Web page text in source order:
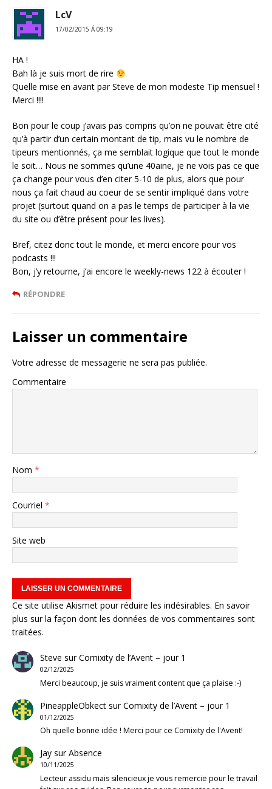
LcV
17/02/2015 Á 09:19
HA !
Bah là je suis mort de rire
Quelle mise en avant par Steve de mon modeste Tip mensuel !
Merci !!!!
Bon pour le coup j’avais pas compris qu’on ne pouvait être cité
qu’à partir d’un certain montant de tip, mais vu le nombre de
tipeurs mentionnés, ça me semblait logique que tout le monde
le soit… Nous ne sommes qu’une 40aine, je ne vois pas ce que
ça change pour vous d’en citer 5-10 de plus, alors que pour
nous ça fait chaud au coeur de se sentir impliqué dans votre
projet (surtout quand on a pas le temps de participer à la vie
du site ou d’être présent pour les lives).
Bref, citez donc tout le monde, et merci encore pour vos
podcasts !!!
Bon, j’y retourne, j’ai encore le weekly-news 122 à écouter !
RÉPONDRE
Laisser un commentaire
Votre adresse de messagerie ne sera pas publiée.
Commentaire
Nom *
Courriel *
Site web
Ce site utilise Akismet pour réduire les indésirables. En savoir
plus sur la façon dont les données de vos commentaires sont
traitées.
Steve surComixity de l’Avent – jour 1
02/12/2025
Merci beaucoup, je suis vraiment content que ça plaise :-)
PineappleObkectsurComixity de l’Avent – jour 1
01/12/2025
Oh quelle bonne idée ! Merci pour ce Comixity de l'Avent!
JaysurAbsence
10/11/2025
Lecteur assidu mais silencieux je vous remercie pour le travail